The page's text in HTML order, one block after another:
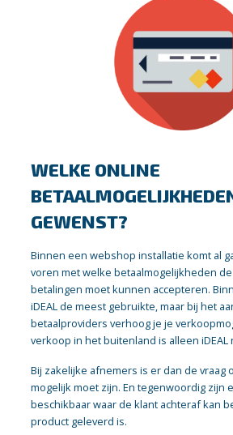
WELKE ONLINE
GEWENST?
Binnen een webshop installatie komt al
voren met welke betaalmogelijkheden
betalingen moet kunnen accepteren.
iDEAL de meest gebruikte, maar bij het
betaalproviders verhoog je je
verkoop in het buitenland is alleen
Bij zakelijke afnemers is er dan de vraag
mogelijk moet zijn. En tegenwoordig zijn
beschikbaar waar de klant achteraf kan
product geleverd is.